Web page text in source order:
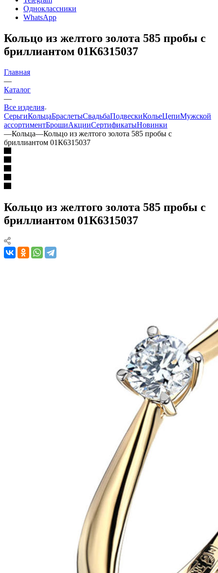
Одноклассники
WhatsApp
Кольцо из желтого золота 585 пробы с
бриллиантом 01К6315037
Главная
—
Каталог
—
Все изделия
СерьгиКольцаБраслетыСвадьбаПодвескиКольеЦепиМужской
ассортиментБрошиАкцииСертификатыНовинки
—Кольца—Кольцо из желтого золота 585 пробы с
бриллиантом 01К6315037
Кольцо из желтого золота 585 пробы с
бриллиантом 01К6315037